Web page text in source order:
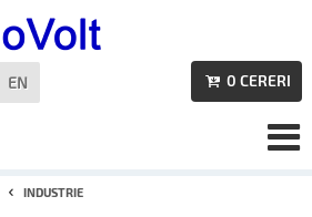

0 CERERI
INDUSTRIE
EN